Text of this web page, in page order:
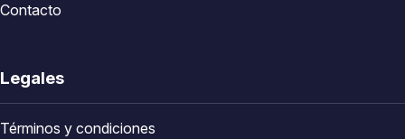
Contacto
Legales
Términos y condiciones